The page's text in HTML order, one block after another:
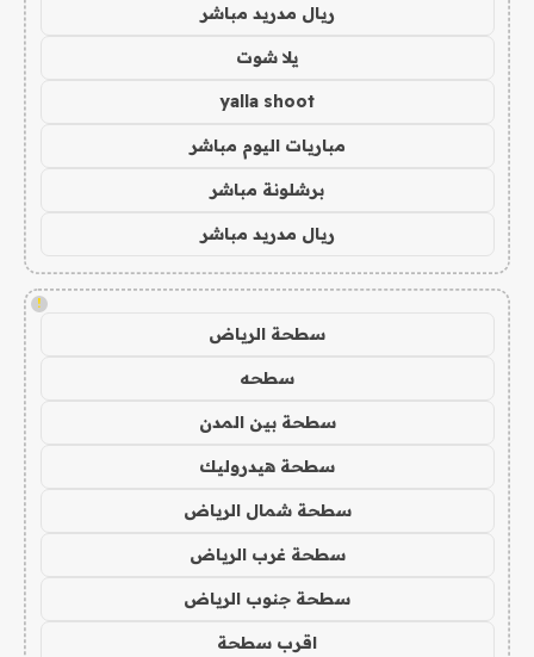
ريال مدريد مباشر
يلا شوت
yalla shoot
مباريات اليوم مباشر
برشلونة مباشر
ريال مدريد مباشر
!
سطحة الرياض
سطحه
سطحة بين المدن
سطحة هيدروليك
سطحة شمال الرياض
سطحة غرب الرياض
سطحة جنوب الرياض
اقرب سطحة